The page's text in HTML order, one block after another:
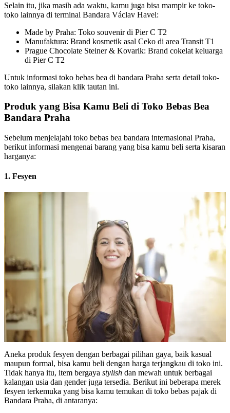
Selain itu, jika masih ada waktu, kamu juga bisa mampir ke toko-
toko lainnya di terminal Bandara Václav Havel:
Made by Praha: Toko souvenir di Pier C T2
Manufaktura: Brand kosmetik asal Ceko di area Transit T1
Prague Chocolate Steiner & Kovarik: Brand cokelat keluarga
di Pier C T2
Untuk informasi toko bebas bea di bandara Praha serta detail toko-
toko lainnya, silakan klik tautan ini.
Produk yang Bisa Kamu Beli di Toko Bebas Bea
Bandara Praha
Sebelum menjelajahi toko bebas bea bandara internasional Praha,
berikut informasi mengenai barang yang bisa kamu beli serta kisaran
harganya:
1. Fesyen
Aneka produk fesyen dengan berbagai pilihan gaya, baik kasual
maupun formal, bisa kamu beli dengan harga terjangkau di toko ini.
Tidak hanya itu, item bergaya stylish dan mewah untuk berbagai
kalangan usia dan gender juga tersedia. Berikut ini beberapa merek
fesyen terkemuka yang bisa kamu temukan di toko bebas pajak di
Bandara Praha, di antaranya: